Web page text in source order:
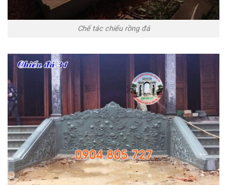
Chế tác chiếu rồng đá